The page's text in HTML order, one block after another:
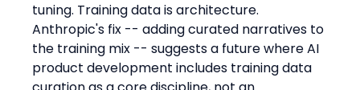
tuning. Training data is architecture.
Anthropic's fix -- adding curated narratives to
the training mix -- suggests a future where AI
product development includes training data